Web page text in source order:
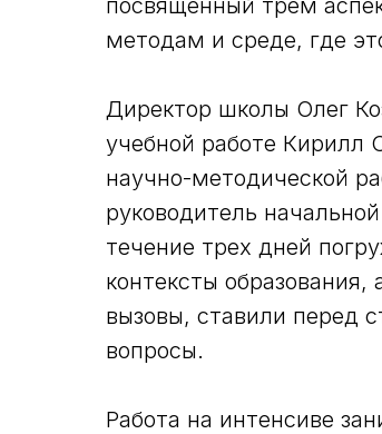
посвященный трем
методам и среде, где
Директор школы Олег
учебной работе Кирилл
научно-методической
руководитель
течение трех дней
контексты
вызовы, ставили перед
вопросы.
Работа на интенсиве